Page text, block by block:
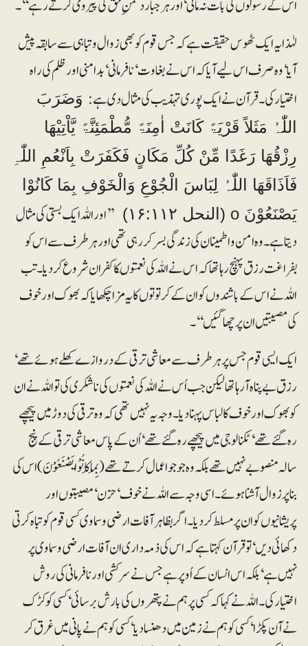
اس کے رسولوں کی بات نہ مانی‘ اورہر جبار دشمنِ حق کی پیروی کرتے رہے‘‘۔
لہٰذا یہ ایک ٹھوس حقیقت ہے کہ جس قوم کو بھی زوال و تباہی سے سابقہ پیش
آیا‘ وہ صرف اس لیے آیا کہ اس نے بغاوت‘ نافرمانی‘ بدامنی اور ظلم کی راہ
اختیار کی۔ قرآن نے ایک پوری تہذیب کی مثال دی ہے:وَضَرَبَ
اللّٰہُ مَثَلاً قَرْیَۃً کَانَتْ اٰمِنَۃً مُّطْمَئِنَّۃً یَّاْتِیْھَا
رِزْقُھَا رَغَدًا مِّنْ کُلِّ مَکَانٍ فَکَفَرَتْ بِاَنْعُمِ اللّٰہِ
فَاَذَاقَھَا اللّٰہُ لِبَاسَ الْجُوْعِ وَالْخَوْفِ بِمَا کَانُوْا
یَصْنَعُوْنَ o (النحل ۱۶:۱۱۲)
’’اور اللہ ایک بستی کی مثال
دیتاہے۔ وہ امن و اطمینان کی زندگی بسر کر رہی تھی اور ہر طرف سے اس کو
بفراغت رزق پہنچ رہا تھا کہ اس نے اللہ کی نعمتوںکا کفران شروع کر دیا۔ تب
اللہ نے اس کے باشندوں کو ان کے کرتوتوں کا یہ مزا چکھایا کہ بھوک اور خوف
کی مصیبتیں ان پر چھا گئیں‘‘۔
ایک ایسی قوم جس پر ہر طرف سے معاشی ترقی کے دروازے کھلے ہوئے تھے‘
رزق بے پناہ آ رہا تھا لیکن جب اُس نے اللہ کی نعمتوں کی ناشکری کی تو اللہ نے ان
کو بھوک اور خوف کا لباس پہنا دیا۔ وجہ یہ نہیں تھی کہ وہ ترقی کی دوڑ میں پیچھے
رہ گئے تھے‘ ٹکنالوجی میں پیچھے رہ گئے تھے‘ اُن کے پاس معاشی ترقی کے پنج
سالہ منصوبے نہیں تھے بلکہ وہ جو جو اعمال کرتے تھے (بِمَا کَانُوْا یَصْنَعُوْنَ) اس کی
بنا پر زوال آشنا ہوئے۔ اسی وجہ سے اللہ نے خوف‘ حزن‘ مصیبتوں اور
پریشانیوں کو ان پر مسلط کر دیا۔ اگر بظاہر آفات ارضی و سماوی کسی قوم کو تباہ کرتی
دکھائی دیں‘ تو قرآن کہتا ہے کہ اس کی ذمہ داری ان آفات ارضی و سماوی پر
نہیں ہے‘ بلکہ اس انسان کے اُوپر ہے جس نے سرکشی اور نافرمانی کی روش
اختیار کی۔ اللہ نے کہا کہ کسی پر ہم نے پتھروں کی بارش برسائی‘ کسی کو کڑک
نے آن پکڑا‘ کسی کو ہم نے زمین میں دھنسادیا‘ کسی کو ہم نے پانی میں غرق کر